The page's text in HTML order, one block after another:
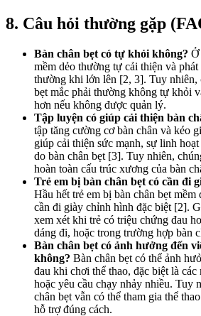
8. Câu hỏi thường gặp
Bàn chân bẹt có tự khỏi không? Ở
mềm dẻo thường tự cải thiện và
thường khi lớn lên [2, 3]. Tuy nhiên,
bẹt mắc phải thường không tự khỏi
hơn nếu không được quản lý.
Tập luyện có giúp cải thiện bàn
tập tăng cường cơ bàn chân và kéo
giúp cải thiện sức mạnh, sự linh
do bàn chân bẹt [3]. Tuy nhiên,
hoàn toàn cấu trúc xương của bàn
Trẻ em bị bàn chân bẹt có cần đi
Hầu hết trẻ em bị bàn chân bẹt
cần đi giày chỉnh hình đặc biệt [2].
xem xét khi trẻ có triệu chứng đau
dáng đi, hoặc trong trường hợp bàn
Bàn chân bẹt có ảnh hưởng đến
không? Bàn chân bẹt có thể ảnh
đau khi chơi thể thao, đặc biệt là các
hoặc yêu cầu chạy nhảy nhiều. Tuy
chân bẹt vẫn có thể tham gia thể
hỗ trợ đúng cách.